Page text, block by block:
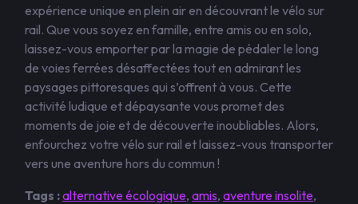
expérience unique en plein air en découvrant le vélo sur
rail. Que vous soyez en famille, entre amis ou en solo,
laissez-vous emporter par la magie de pédaler le long
de voies ferrées désaffectées tout en admirant les
paysages pittoresques qui s’offrent à vous. Cette
activité ludique et dépaysante vous promet des
moments de joie et de découverte inoubliables. Alors,
enfourchez votre vélo sur rail et laissez-vous transporter
vers une aventure hors du commun !
Tags :alternative écologique, amis, aventure insolite,